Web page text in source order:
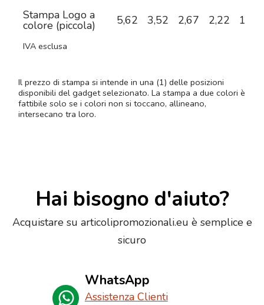
Stampa Logo a
colore (piccola) 5,62 3,52 2,67 2,22 1,90
IVA esclusa
Il prezzo di stampa si intende in una (1) delle posizioni
disponibili del gadget selezionato. La stampa a due colori è
fattibile solo se i colori non si toccano, allineano,
intersecano tra loro.
Hai bisogno d'aiuto?
Acquistare su articolipromozionali.eu è semplice e
sicuro
WhatsApp
Assistenza Clienti